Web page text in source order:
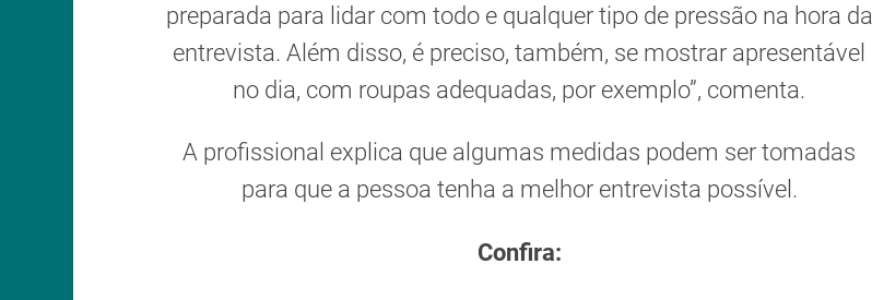
preparada para lidar com todo e qualquer tipo de pressão na hora da
entrevista. Além disso, é preciso, também, se mostrar apresentável
no dia, com roupas adequadas, por exemplo”, comenta.
A profissional explica que algumas medidas podem ser tomadas
para que a pessoa tenha a melhor entrevista possível.
Confira: